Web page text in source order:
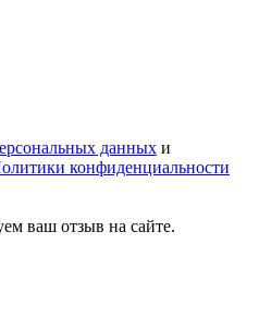
данных и
конфиденциальности
ваш отзыв на сайте.